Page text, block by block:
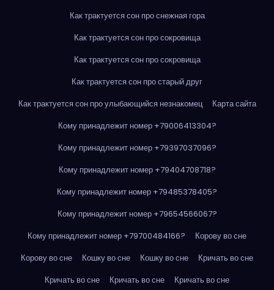
Как трактуется сон про снежная гора
Как трактуется сон про сокровища
Как трактуется сон про сокровища
Как трактуется сон про старый друг
Как трактуется сон про улыбающийся незнакомец
Карта сайта
Кому принадлежит номер +79006413304?
Кому принадлежит номер +79397037096?
Кому принадлежит номер +79404708718?
Кому принадлежит номер +79485378405?
Кому принадлежит номер +79654566067?
Кому принадлежит номер +79700484166?
Корову во сне
Корову во сне
Кошку во сне Кошку во сне
Кричать во сне
Кричать во сне
Кричать во сне
Кричать во сне